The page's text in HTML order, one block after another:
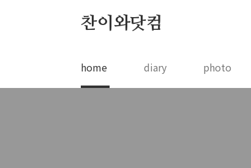
찬이와닷컴
home diary photo